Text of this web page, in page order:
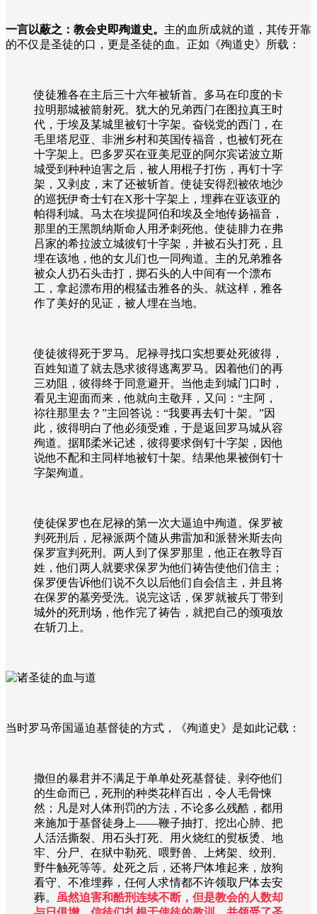
一言以蔽之：教会史即殉道史。 主的血所成就的道，其传开靠
的不仅是圣徒的口，更是圣徒的血。正如《殉道史》所载：
使徒雅各在主后三十六年被斩首。多马在印度的卡
拉明那城被箭射死。犹大的兄弟西门在图拉真王时
代，于埃及某城里被钉十字架。奋锐党的西门，在
毛里塔尼亚、非洲乡村和英国传福音，也被钉死在
十字架上。巴多罗买在亚美尼亚的阿尔宾诺波立斯
城受到种种迫害之后，被人用棍子打伤，再钉十字
架，又剥皮，末了还被斩首。使徒安得烈被依地沙
的巡抚伊奇士钉在X形十字架上，埋葬在亚该亚的
帕得利城。马太在埃提阿伯和埃及全地传扬福音，
那里的王黑凯纳斯命人用矛刺死他。使徒腓力在弗
吕家的希拉波立城彼钉十字架，并被石头打死，且
埋在该地，他的女儿们也一同殉道。主的兄弟雅各
被众人扔石头击打，掷石头的人中间有一个漂布
工，拿起漂布用的棍猛击雅各的头。就这样，雅各
作了美好的见证，被人埋在当地。
使徒彼得死于罗马。尼禄寻找口实想要处死彼得，
百姓知道了就去恳求彼得逃离罗马。因着他们的再
三劝阻，彼得终于同意避开。当他走到城门口时，
看见主迎面而来，他就向主敬拜，又问：“主阿，
祢往那里去？”主回答说：“我要再去钉十架。”因
此，彼得明白了他必须受难，于是返回罗马城从容
殉道。据耶柔米记述，彼得要求倒钉十字架，因他
说他不配和主同样地被钉十架。结果他果被倒钉十
字架殉道。
使徒保罗也在尼禄的第一次大逼迫中殉道。保罗被
判死刑后，尼禄派两个随从弗雷加和派替米斯去向
保罗宣判死刑。两人到了保罗那里，他正在教导百
姓，他们两人就要求保罗为他们祷告使他们信主；
保罗便告诉他们说不久以后他们自会信主，并且将
在保罗的墓旁受洗。说完这话，保罗就被兵丁带到
城外的死刑场，他作完了祷告，就把自己的颈项放
在斩刀上。
当时罗马帝国逼迫基督徒的方式，《殉道史》是如此记载：
撒但的暴君并不满足于单单处死基督徒、剥夺他们
的生命而已，死刑的种类花样百出，令人毛骨悚
然；凡是对人体刑罚的方法，不论多么残酷，都用
来施加于基督徒身上——鞭子抽打、挖出心肺、把
人活活撕裂、用石头打死、用火烧红的熨板烫、地
牢、分尸、在狱中勒死、喂野兽、上烤架、绞刑、
野牛触死等等。处死之后，还将尸体堆起来，放狗
看守、不准埋葬，任何人求情都不许领取尸体去安
葬。
虽然迫害和酷刑连续不断，但是教会的人数却